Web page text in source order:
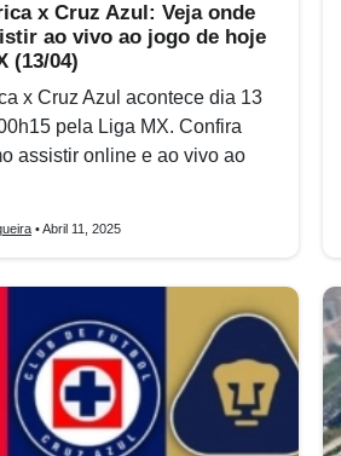
x Cruz Azul: Veja onde
ao vivo ao jogo de hoje
(13/04)
x Cruz Azul acontece dia 13
pela Liga MX. Confira
assistir online e ao vivo ao
• Abril 11, 2025